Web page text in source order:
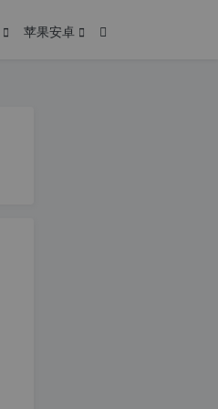
苹果安卓